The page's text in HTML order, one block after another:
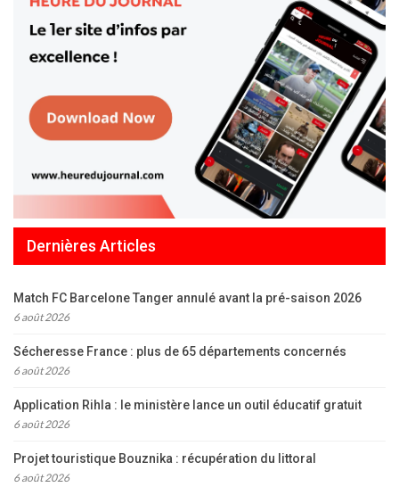
Dernières Articles
Match FC Barcelone Tanger annulé avant la pré-saison 2026
6 août 2026
Sécheresse France : plus de 65 départements concernés
6 août 2026
Application Rihla : le ministère lance un outil éducatif gratuit
6 août 2026
Projet touristique Bouznika : récupération du littoral
6 août 2026